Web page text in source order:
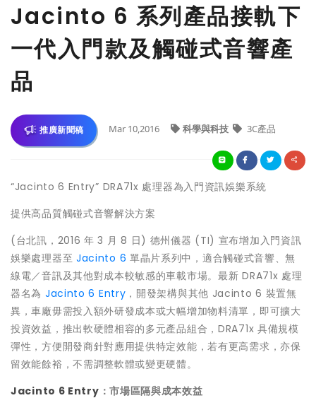
Jacinto 6 系列產品接軌下
一代入門款及觸碰式音響產
品
推廣新聞稿 Mar 10,2016 科學與科技 3C產品
“Jacinto 6 Entry” DRA71x 處理器為入門資訊娛樂系統
提供高品質觸碰式音響解決方案
(台北訊，2016 年 3 月 8 日) 德州儀器 (TI) 宣布增加入門資訊
娛樂處理器至 Jacinto 6 單晶片系列中，適合觸碰式音響、無
線電／音訊及其他對成本較敏感的車載市場。最新 DRA71x 處理
器名為 Jacinto 6 Entry ，開發架構與其他 Jacinto 6 裝置無
異，車廠毋需投入額外研發成本或大幅增加物料清單，即可擴大
投資效益，推出軟硬體相容的多元產品組合，DRA71x 具備規模
彈性，方便開發商針對應用提供特定效能，若有更高需求，亦保
留效能餘裕，不需調整軟體或變更硬體。
Jacinto 6 Entry ：市場區隔與成本效益